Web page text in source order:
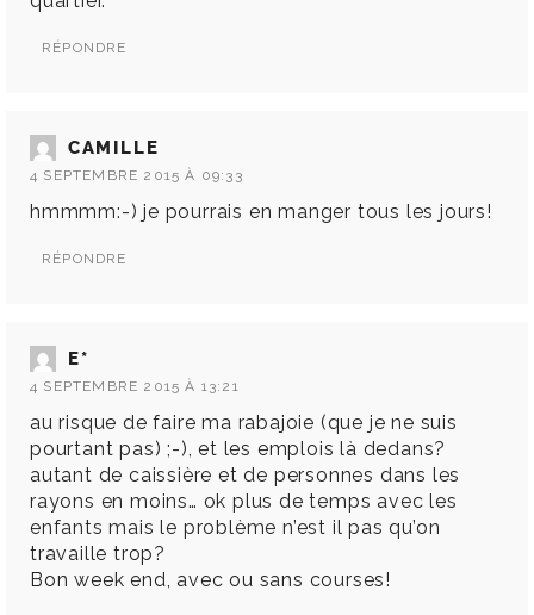
RÉPONDRE
CAMILLE
4 SEPTEMBRE 2015 À 09:33
hmmmm:-) je pourrais en manger tous les jours!
RÉPONDRE
E*
4 SEPTEMBRE 2015 À 13:21
au risque de faire ma rabajoie (que je ne suis
pourtant pas) ;-), et les emplois là dedans?
autant de caissière et de personnes dans les
rayons en moins… ok plus de temps avec les
enfants mais le problème n’est il pas qu’on
travaille trop?
Bon week end, avec ou sans courses!